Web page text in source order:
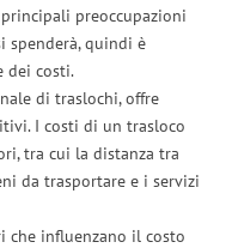
preoccupazioni
spenderà, quindi è
dei costi.
di traslochi, offre
I costi di un trasloco
tra cui la distanza tra
da trasportare e i servizi
che influenzano il costo